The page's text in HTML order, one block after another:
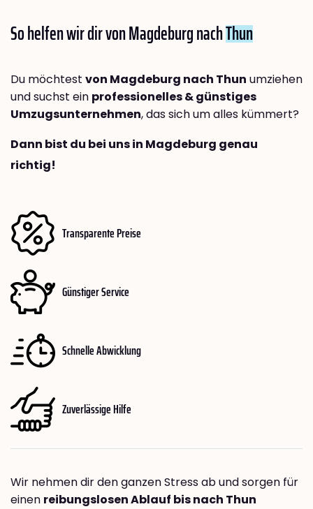
So helfen wir dir von Magdeburg nachThun
Du möchtest von Magdeburg nach Thun umziehen
und suchst ein professionelles & günstiges
Umzugsunternehmen, das sich um alles kümmert?
Dann bist du bei uns in Magdeburg genau
richtig!
Transparente Preise
Günstiger Service
Schnelle Abwicklung
Zuverlässige Hilfe
Wir nehmen dir den ganzen Stress ab und sorgen für
einen reibungslosen Ablauf bis nach Thun